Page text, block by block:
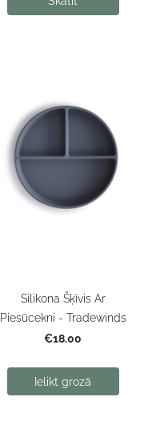
Silikona Šķīvis Ar
Piesūcekni - Tradewinds
€18.00
Ielikt grozā